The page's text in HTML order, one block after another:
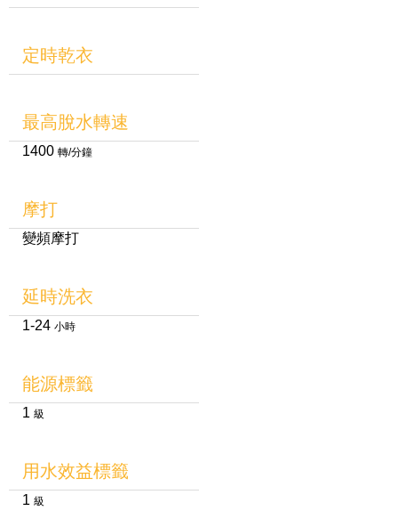
定時乾衣
最高脫水轉速
1400 轉/分鐘
摩打
變頻摩打
延時洗衣
1-24 小時
能源標籤
1 級
用水效益標籤
1 級